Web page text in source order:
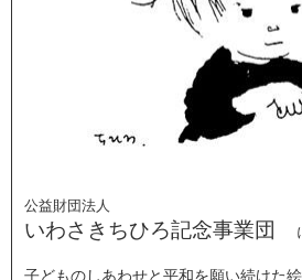
公益財団法人
いわさきちひろ記念事業団
子どものしあわせと平和を願い続けた